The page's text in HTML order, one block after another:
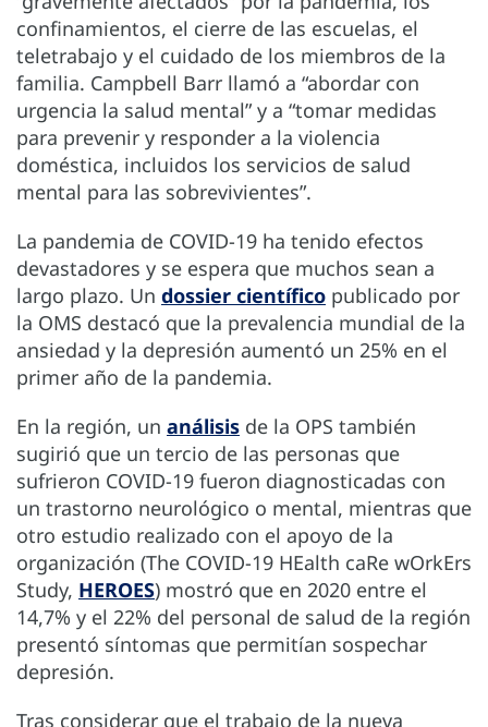
confinamientos, el cierre de las escuelas, el
teletrabajo y el cuidado de los miembros de la
familia. Campbell Barr llamó a “abordar con
urgencia la salud mental” y a “tomar medidas
para prevenir y responder a la violencia
doméstica, incluidos los servicios de salud
mental para las sobrevivientes”.
La pandemia de COVID-19 ha tenido efectos
devastadores y se espera que muchos sean a
largo plazo. Un dossier científico publicado por
la OMS destacó que la prevalencia mundial de la
ansiedad y la depresión aumentó un 25% en el
primer año de la pandemia.
En la región, un análisis de la OPS también
sugirió que un tercio de las personas que
sufrieron COVID-19 fueron diagnosticadas con
un trastorno neurológico o mental, mientras que
otro estudio realizado con el apoyo de la
organización (The COVID-19 HEalth caRe wOrkErs
Study, HEROES) mostró que en 2020 entre el
14,7% y el 22% del personal de salud de la región
presentó síntomas que permitían sospechar
depresión.
Tras considerar que el trabajo de la nueva